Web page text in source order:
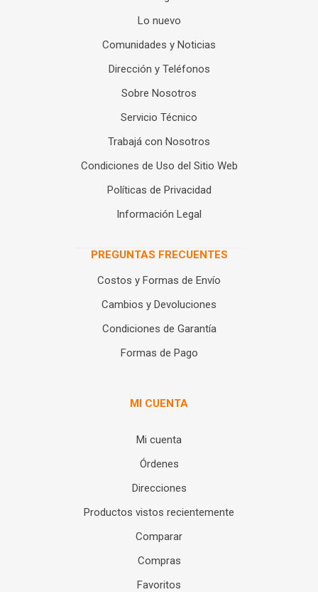
Lo nuevo
Comunidades y Noticias
Dirección y Teléfonos
Sobre Nosotros
Servicio Técnico
Trabajá con Nosotros
Condiciones de Uso del Sitio Web
Políticas de Privacidad
Información Legal
PREGUNTAS FRECUENTES
Costos y Formas de Envío
Cambios y Devoluciones
Condiciones de Garantía
Formas de Pago
MI CUENTA
Mi cuenta
Órdenes
Direcciones
Productos vistos recientemente
Comparar
Compras
Favoritos